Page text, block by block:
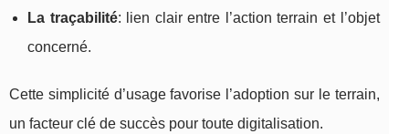
La traçabilité: lien clair entre l’action terrain et l’objet
concerné.
Cette simplicité d’usage favorise l’adoption sur le terrain,
un facteur clé de succès pour toute digitalisation.